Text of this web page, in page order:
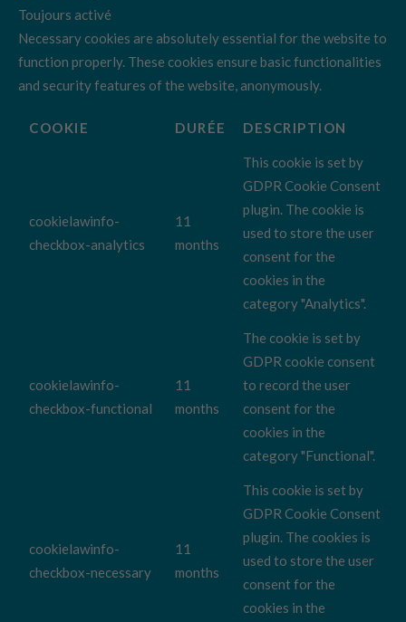
Toujours activé
Necessary cookies are absolutely essential for the website to
function properly. These cookies ensure basic functionalities
and security features of the website, anonymously.
COOKIE DURÉE DESCRIPTION
cookielawinfo-
checkbox-analytics
11
months
This cookie is set by
GDPR Cookie Consent
plugin. The cookie is
used to store the user
consent for the
cookies in the
category "Analytics".
cookielawinfo-
checkbox-functional
11
months
The cookie is set by
GDPR cookie consent
to record the user
consent for the
cookies in the
category "Functional".
cookielawinfo-
checkbox-necessary
11
months
This cookie is set by
GDPR Cookie Consent
plugin. The cookies is
used to store the user
consent for the
cookies in the